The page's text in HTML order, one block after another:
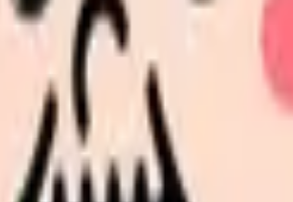
認しておくと入職後のズレを減らせます。